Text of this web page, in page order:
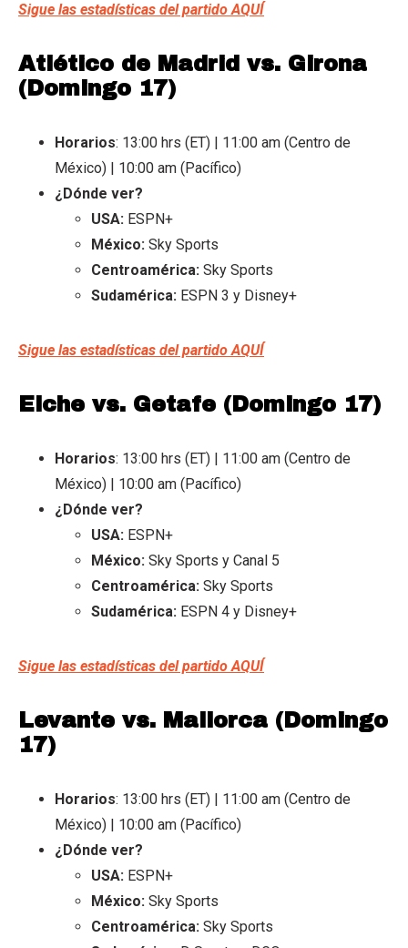
Sigue las estadísticas del partido AQUÍ
Atlético de Madrid vs. Girona
(Domingo 17)
Horarios: 13:00 hrs (ET) | 11:00 am (Centro de
México) | 10:00 am (Pacífico)
¿Dónde ver?
USA: ESPN+
México: Sky Sports
Centroamérica: Sky Sports
Sudamérica: ESPN 3 y Disney+
Sigue las estadísticas del partido AQUÍ
Elche vs. Getafe (Domingo 17)
Horarios: 13:00 hrs (ET) | 11:00 am (Centro de
México) | 10:00 am (Pacífico)
¿Dónde ver?
USA: ESPN+
México: Sky Sports y Canal 5
Centroamérica: Sky Sports
Sudamérica: ESPN 4 y Disney+
Sigue las estadísticas del partido AQUÍ
Levante vs. Mallorca (Domingo
17)
Horarios: 13:00 hrs (ET) | 11:00 am (Centro de
México) | 10:00 am (Pacífico)
¿Dónde ver?
USA: ESPN+
México: Sky Sports
Centroamérica: Sky Sports